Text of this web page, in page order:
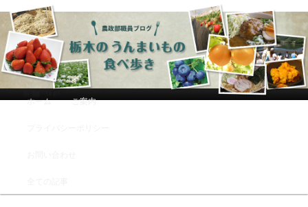
農政部職員ブログ「栃木のうんまい
もの食べ歩き」
メインコンテンツへ移動
サブコンテンツへ移動
ホーム ご案内